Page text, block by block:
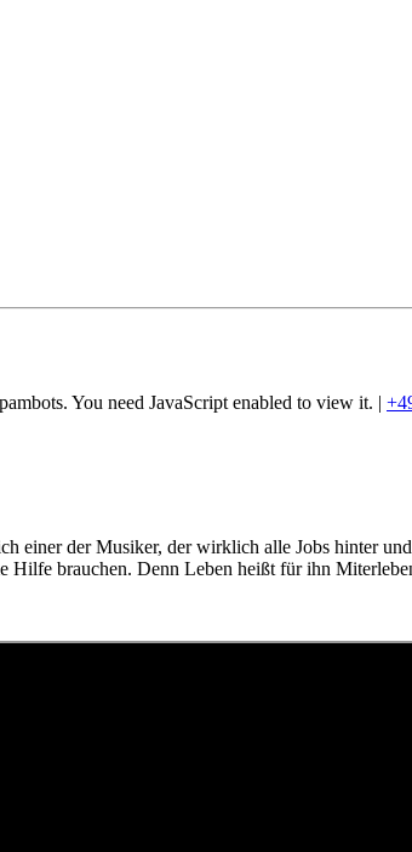
You need JavaScript enabled to view it. |
der Musiker, der wirklich alle Jobs hinter
Hilfe brauchen. Denn Leben heißt für ihn